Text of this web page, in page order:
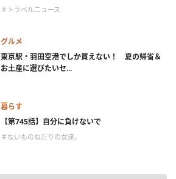
＃トラベルニュース
グルメ
東京駅・羽田空港でしか買えない！ 夏の帰省＆
お土産に選びたいセ...
暮らす
【第745話】自分に負けないで
＃ないものねだりの女達。